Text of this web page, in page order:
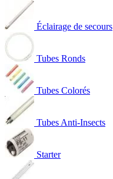
Éclairage de secours
Tubes Ronds
Tubes Colorés
Tubes Anti-Insects
Starter